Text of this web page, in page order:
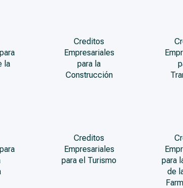
la
Creditos
Empresariales
para la
Construcción
Creditos
Empresariales
para el Turismo
para
de